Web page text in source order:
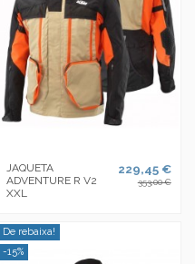
JAQUETA
ADVENTURE R V2
XXL
229,45 €
353,00 €
De rebaixa!
-15%